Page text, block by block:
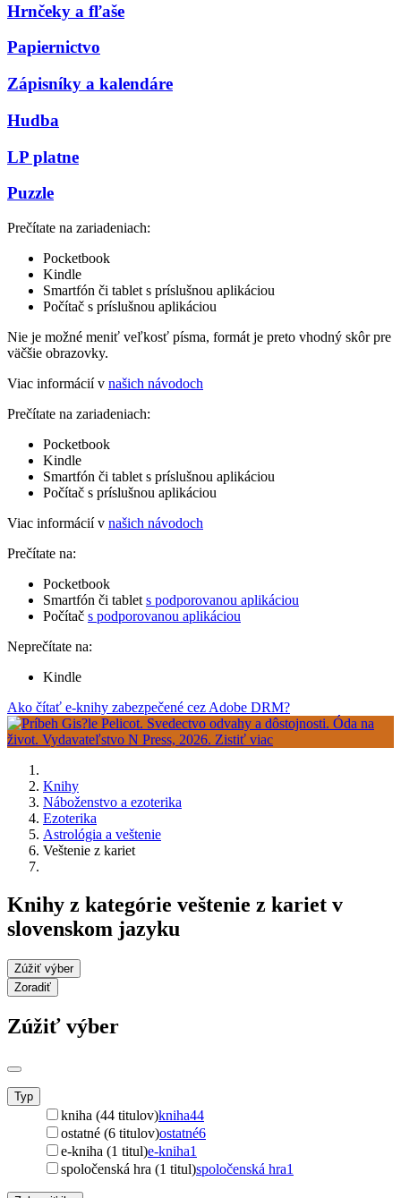
Hrnčeky a fľaše
Papiernictvo
Zápisníky a kalendáre
Hudba
LP platne
Puzzle
Prečítate na zariadeniach:
Pocketbook
Kindle
Smartfón či tablet s príslušnou aplikáciou
Počítač s príslušnou aplikáciou
Nie je možné meniť veľkosť písma, formát je preto vhodný skôr pre
väčšie obrazovky.
Viac informácií v našich návodoch
Prečítate na zariadeniach:
Pocketbook
Kindle
Smartfón či tablet s príslušnou aplikáciou
Počítač s príslušnou aplikáciou
Viac informácií v našich návodoch
Prečítate na:
Pocketbook
Smartfón či tablet s podporovanou aplikáciou
Počítač s podporovanou aplikáciou
Neprečítate na:
Kindle
Ako čítať e-knihy zabezpečené cez Adobe DRM?
Knihy
Náboženstvo a ezoterika
Ezoterika
Astrológia a veštenie
Veštenie z kariet
Knihy z kategórie veštenie z kariet v
slovenskom jazyku
Zúžiť výber
Zoradiť
Zúžiť výber
Typ
kniha (44 titulov)kniha44
ostatné (6 titulov)ostatné6
e-kniha (1 titul)e-kniha1
spoločenská hra (1 titul)spoločenská hra1